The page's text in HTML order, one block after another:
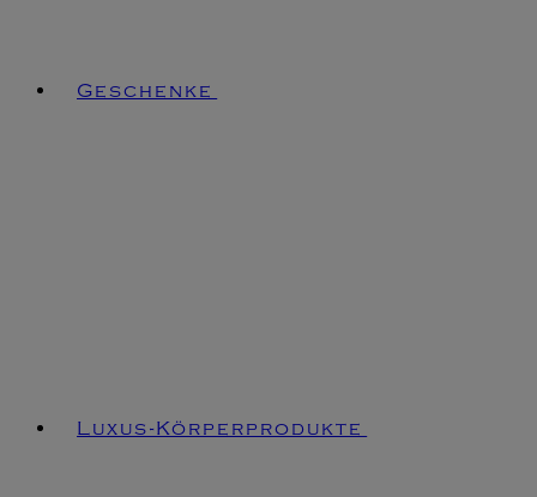
Geschenke
Luxus-Körperprodukte